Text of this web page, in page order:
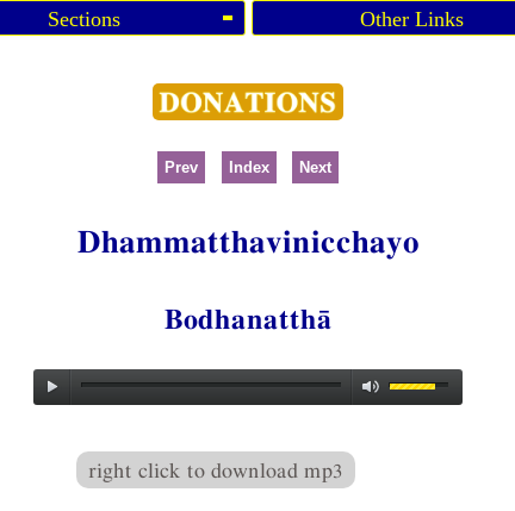
Sections Other Links
Prev Index Next
Dhammatthavinicchayo
Bodhanatthā
right click to download mp3